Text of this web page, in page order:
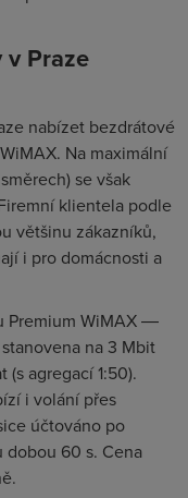
Praze
nabízet bezdrátové
Na maximální
se však
klientela podle
většinu zákazníků,
i pro domácnosti a
Premium WiMAX ―
na 3 Mbit
(s agregací 1:50).
i volání přes
účtováno po
dobou 60 s. Cena